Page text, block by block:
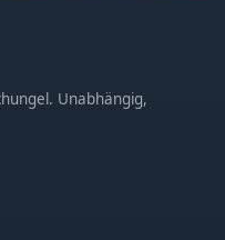
Unabhängig,